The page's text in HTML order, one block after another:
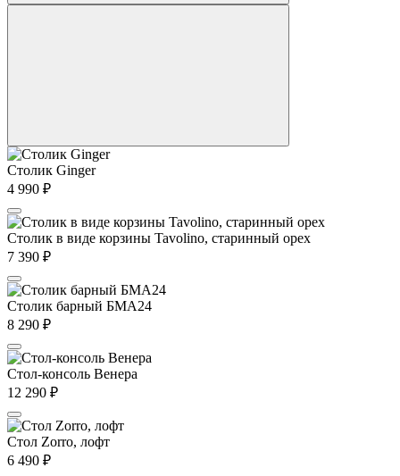
Столик Ginger
4 990 ₽
Столик в виде корзины Tavolino, старинный орех
7 390 ₽
Столик барный БМА24
8 290 ₽
Стол-консоль Венера
12 290 ₽
Стол Zorro, лофт
6 490 ₽